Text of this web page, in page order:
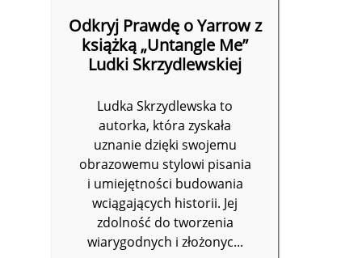
Odkryj Prawdę o Yarrow z
książką „Untangle Me”
Ludki Skrzydlewskiej
Ludka Skrzydlewska to
autorka, która zyskała
uznanie dzięki swojemu
obrazowemu stylowi pisania
i umiejętności budowania
wciągających historii. Jej
zdolność do tworzenia
wiarygodnych i złożonyc...